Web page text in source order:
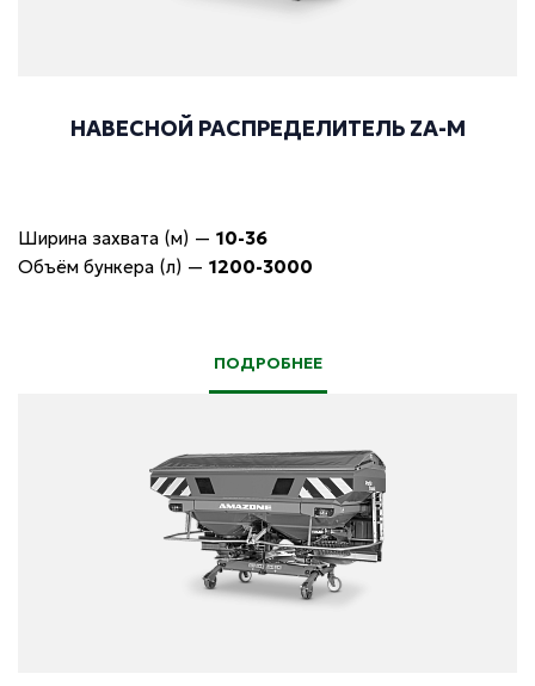
НАВЕСНОЙ РАСПРЕДЕЛИТЕЛЬ ZA-M
Ширина захвата (м) — 10-36
Объём бункера (л) — 1200-3000
ПОДРОБНЕЕ